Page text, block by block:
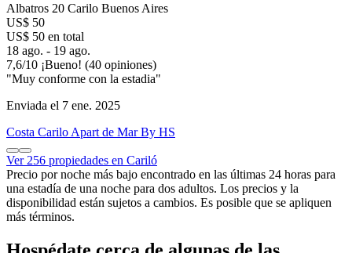
Albatros 20 Carilo Buenos Aires
US$ 50
US$ 50 en total
18 ago. - 19 ago.
7,6/10 ¡Bueno! (40 opiniones)
"Muy conforme con la estadia"
Enviada el 7 ene. 2025
Costa Carilo Apart de Mar By HS
Ver 256 propiedades en Cariló
Precio por noche más bajo encontrado en las últimas 24 horas para
una estadía de una noche para dos adultos. Los precios y la
disponibilidad están sujetos a cambios. Es posible que se apliquen
más términos.